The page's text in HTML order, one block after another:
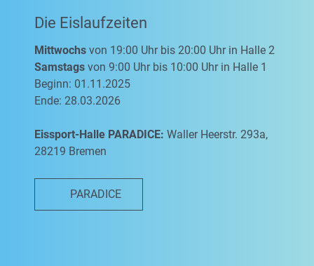
Die Eislaufzeiten
Mittwochs von 19:00 Uhr bis 20:00 Uhr in Halle 2
Samstags von 9:00 Uhr bis 10:00 Uhr in Halle 1
Beginn: 01.11.2025
Ende: 28.03.2026
Eissport-Halle PARADICE: Waller Heerstr. 293a,
28219 Bremen
PARADICE